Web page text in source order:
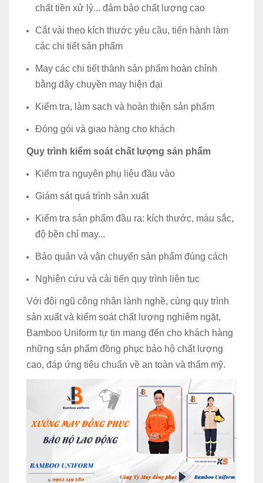
chất tiền xử lý... đảm bảo chất lượng cao
Cắt vải theo kích thước yêu cầu, tiến hành làm
các chi tiết sản phẩm
May các chi tiết thành sản phẩm hoàn chỉnh
bằng dây chuyền may hiện đại
Kiểm tra, làm sạch và hoàn thiện sản phẩm
Đóng gói và giao hàng cho khách
Quy trình kiểm soát chất lượng sản phẩm
Kiểm tra nguyên phụ liệu đầu vào
Giám sát quá trình sản xuất
Kiểm tra sản phẩm đầu ra: kích thước, màu sắc,
độ bền chỉ may...
Bảo quản và vận chuyển sản phẩm đúng cách
Nghiên cứu và cải tiến quy trình liên tục
Với đội ngũ công nhân lành nghề, cùng quy trình
sản xuất và kiểm soát chất lượng nghiêm ngặt,
Bamboo Uniform tự tin mang đến cho khách hàng
những sản phẩm đồng phục bảo hộ chất lượng
cao, đáp ứng tiêu chuẩn về an toàn và thẩm mỹ.